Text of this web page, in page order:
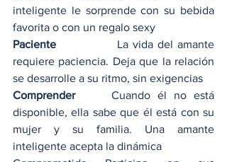
inteligente le sorprende con su bebida
favorita o con un regalo sexy
Paciente
La vida del amante
requiere paciencia. Deja que la relación
se desarrolle a su ritmo, sin exigencias
Comprender
Cuando él no está
disponible, ella sabe que él está con su
mujer y su familia. Una amante
inteligente acepta la dinámica